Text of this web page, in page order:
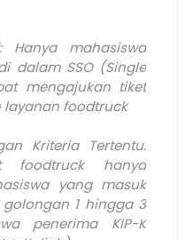
Hanya mahasiswa
dalam SSO (Single
mengajukan tiket
layanan foodtruck
Kriteria Tertentu:
foodtruck hanya
yang masuk
1 hingga 3
penerima KIP-K